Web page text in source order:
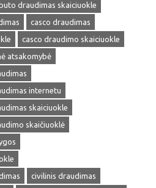
buto draudimas skaiciuokle
casco draudimas
casco draudimo skaiciuokle
atsakomybė
internetu
skaiciuokle
skaičiuoklė
civilinis draudimas